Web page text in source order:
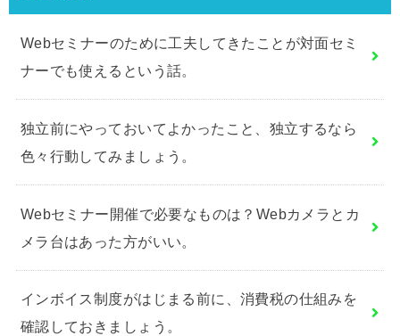
Webセミナーのために工夫してきたことが対面セミ
ナーでも使えるという話。
独立前にやっておいてよかったこと、独立するなら
色々行動してみましょう。
Webセミナー開催で必要なものは？Webカメラとカ
メラ台はあった方がいい。
インボイス制度がはじまる前に、消費税の仕組みを
確認しておきましょう。